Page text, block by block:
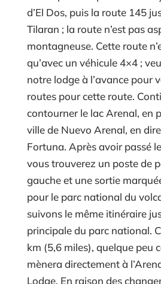
d’El Dos, puis la route 145
Tilaran ; la route n’est pas
montagneuse. Cette route
qu’avec un véhicule 4×4 ;
notre lodge à l’avance pour
routes pour cette route.
contourner le lac Arenal, en
ville de Nuevo Arenal, en
Fortuna. Après avoir passé
vous trouverez un poste de
gauche et une sortie
pour le parc national du
suivons le même itinéraire
principale du parc national.
km (5,6 miles), quelque peu
mènera directement à
Lodge. En raison des